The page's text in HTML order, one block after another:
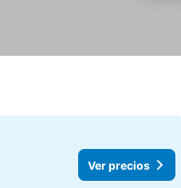
Ver precios